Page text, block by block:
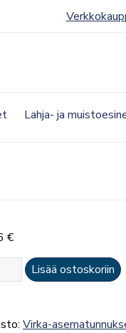
Lahja- ja
€
Lisää ostoskoriin
Virka-